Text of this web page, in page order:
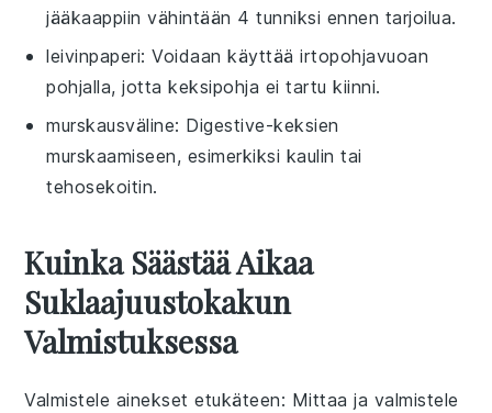
jääkaappiin vähintään 4 tunniksi ennen tarjoilua.
leivinpaperi: Voidaan käyttää irtopohjavuoan
pohjalla, jotta keksipohja ei tartu kiinni.
murskausväline: Digestive-keksien
murskaamiseen, esimerkiksi kaulin tai
tehosekoitin.
Kuinka Säästää Aikaa
Suklaajuustokakun
Valmistuksessa
Valmistele ainekset etukäteen: Mittaa ja valmistele